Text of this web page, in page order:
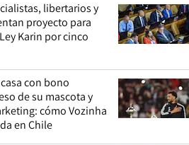
libertarios y
proyecto para
Karin por cinco
con bono
de su mascota y
cómo Vozinha
en Chile